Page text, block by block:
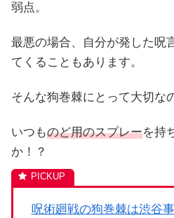
弱点。
最悪の場合、自分が発した呪
てくることもあります。
そんな狗巻棘にとって大切な
いつものど用のスプレーを持
か！？
呪術廻戦の狗巻棘は渋谷